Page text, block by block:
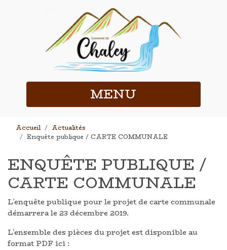
MENU
Accueil
Actualités
Enquête publique / CARTE COMMUNALE
ENQUÊTE PUBLIQUE /
CARTE COMMUNALE
L’enquête publique pour le projet de carte communale
démarrera le 23 décembre 2019.
L’ensemble des pièces du projet est disponible au
format PDF ici :